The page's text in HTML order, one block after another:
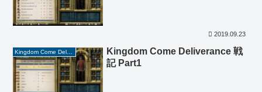
2019.09.23
Kingdom Come Deliverance 戦
記 Part1